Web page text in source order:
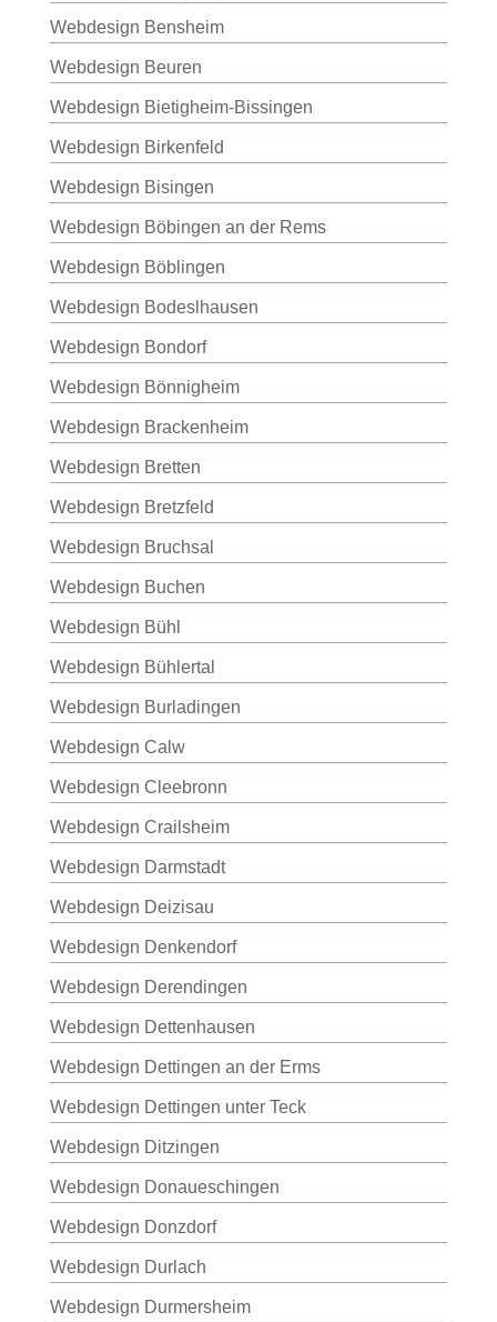
Webdesign Bensheim
Webdesign Beuren
Webdesign Bietigheim-Bissingen
Webdesign Birkenfeld
Webdesign Bisingen
Webdesign Böbingen an der Rems
Webdesign Böblingen
Webdesign Bodeslhausen
Webdesign Bondorf
Webdesign Bönnigheim
Webdesign Brackenheim
Webdesign Bretten
Webdesign Bretzfeld
Webdesign Bruchsal
Webdesign Buchen
Webdesign Bühl
Webdesign Bühlertal
Webdesign Burladingen
Webdesign Calw
Webdesign Cleebronn
Webdesign Crailsheim
Webdesign Darmstadt
Webdesign Deizisau
Webdesign Denkendorf
Webdesign Derendingen
Webdesign Dettenhausen
Webdesign Dettingen an der Erms
Webdesign Dettingen unter Teck
Webdesign Ditzingen
Webdesign Donaueschingen
Webdesign Donzdorf
Webdesign Durlach
Webdesign Durmersheim